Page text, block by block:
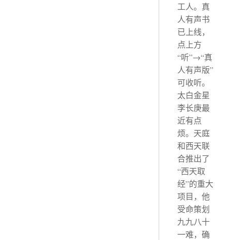
划线评论
工人。真
人有声书
已上线，
点上方
“听”→“真
人有声版”
可收听。
太白金星
李长庚最
近有点
烦。天庭
和西天联
合推出了
“西天取
经”的重大
项目，他
受命策划
九九八十
一难，确